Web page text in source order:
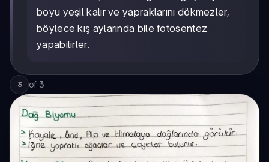
boyu yeşil kalır ve yapraklarını dökmezler,
böylece kış aylarında bile fotosentez
yapabilirler.
3 of 3